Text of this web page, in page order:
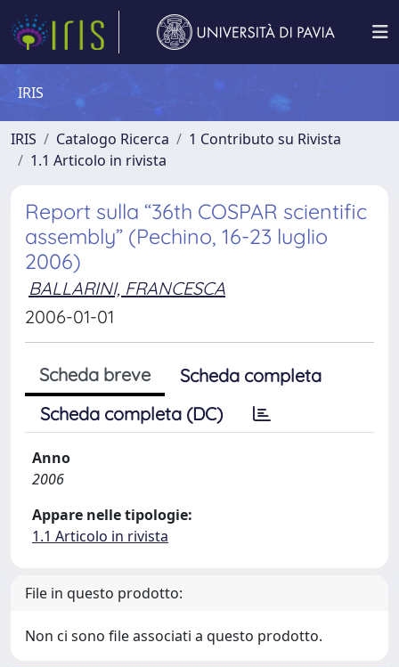
IRIS
IRIS Catalogo Ricerca
1 Contributo su Rivista
1.1 Articolo in rivista
Report sulla “36th COSPAR scientific
assembly” (Pechino, 16-23 luglio
2006)
BALLARINI, FRANCESCA
2006-01-01
Scheda breve
Scheda completa
Scheda completa (DC)
Anno
2006
Appare nelle tipologie:
1.1 Articolo in rivista
File in questo prodotto:
Non ci sono file associati a questo prodotto.